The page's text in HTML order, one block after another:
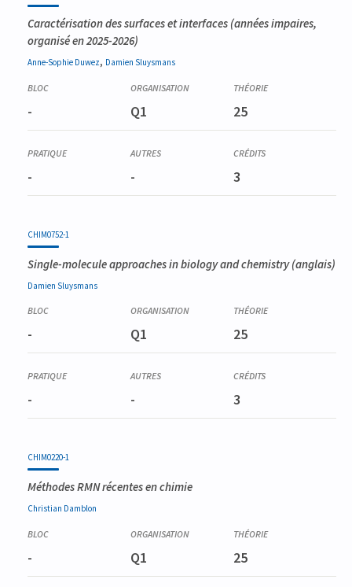
Caractérisation des surfaces et interfaces (années impaires,
organisé en 2025-2026)
Anne-Sophie Duwez, Damien Sluysmans
- Q1 25
- - 3
CHIM0752-1
Single-molecule approaches in biology and chemistry(anglais)
Damien Sluysmans
- Q1 25
- - 3
CHIM0220-1
Méthodes RMN récentes en chimie
Christian Damblon
- Q1 25